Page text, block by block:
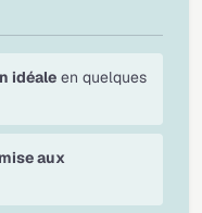
idéale en quelques
aux